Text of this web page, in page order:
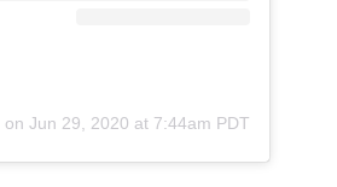
on Jun 29, 2020 at 7:44am PDT